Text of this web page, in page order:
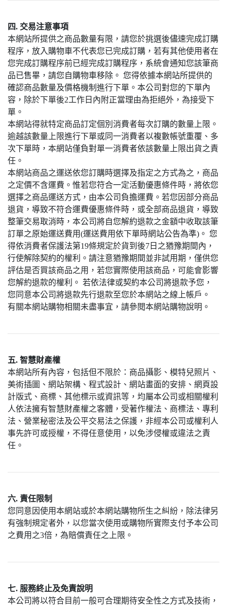
四. 交易注意事項
本網站所提供之商品數量有限，請您於挑選後儘速完成訂購
程序，放入購物車不代表您已完成訂購，若有其他使用者在
您完成訂購程序前已經完成訂購程序，系統會通知您該筆商
品已售畢，請您自購物車移除。 您得依據本網站所提供的
確認商品數量及價格機制進行下單。本公司對您的下單內
容，除於下單後2工作日內附正當理由為拒絕外，為接受下
單。
本網站得就特定商品訂定個別消費者每次訂購的數量上限。
逾越該數量上限進行下單或同一消費者以複數帳號重覆、多
次下單時，本網站僅負對單一消費者依該數量上限出貨之責
任。
本網站商品之運送依您訂購時選擇及指定之方式為之，商品
之定價不含運費。惟若您符合一定活動優惠條件時，將依您
選擇之商品運送方式，由本公司負擔運費。若您因部分商品
退貨，導致不符合運費優惠條件時，或全部商品退貨，導致
整筆交易取消時，本公司將自您解約退款之金額中收取該筆
訂單之原始運送費用(運送費用依下單時網站公告為準)。 您
得依消費者保護法第19條規定於貨到後7日之猶豫期間內，
行使解除契約的權利。請注意猶豫期間並非試用期，僅供您
評估是否買該商品之用，若您實際使用該商品，可能會影響
您解約退款的權利。 若依法律或契約本公司將退款予您，
您同意本公司將退款先行退款至您於本網站之線上帳戶。
有關本網站購物相關未盡事宜，請參閱本網站購物說明。
五. 智慧財產權
本網站所有內容，包括但不限於：商品攝影、模特兒照片、
美術插圖、網站架構、程式設計、網站畫面的安排、網頁設
計版式、商標、其他標示或資訊等，均屬本公司或相關權利
人依法擁有智慧財產權之客體，受著作權法、商標法、專利
法、營業秘密法及公平交易法之保護，非經本公司或權利人
事先許可或授權，不得任意使用，以免涉侵權或違法之責
任。
六. 責任限制
您同意因使用本網站或於本網站購物所生之糾紛，除法律另
有強制規定者外，以您當次使用或購物所實際支付予本公司
之費用之3倍，為賠償責任之上限。
七. 服務終止及免責說明
本公司將以符合目前一般可合理期待安全性之方式及技術，